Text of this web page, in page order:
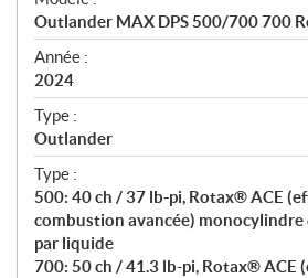
c
i
f
i
c
a
t
i
o
n
s
Outlander MAX DPS 500/700 700
Année :
2024
Type :
Outlander
Type :
500: 40 ch / 37 lb-pi, Rotax® ACE
combustion avancée) monocylindre
par liquide
700: 50 ch / 41.3 lb-pi, Rotax® ACE